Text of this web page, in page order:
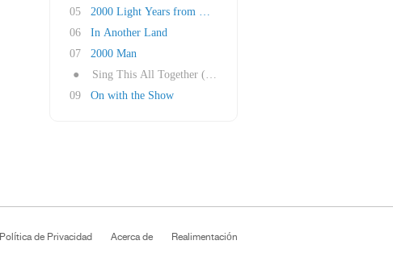
05
2000 Light Years from Home
06
In Another Land
07
2000 Man
●
Sing This All Together (See What Happens)
09
On with the Show
Política de Privacidad Acerca de Realimentación